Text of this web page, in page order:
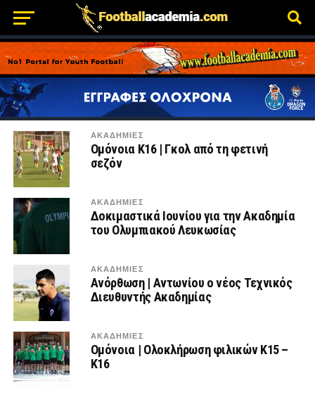
ΑΚΑΔΗΜΙΕΣ
Ομόνοια Κ16 | Γκολ από τη φετινή
σεζόν
ΑΚΑΔΗΜΙΕΣ
Δοκιμαστικά Ιουνίου για την Ακαδημία
του Ολυμπιακού Λευκωσίας
ΑΚΑΔΗΜΙΕΣ
Ανόρθωση | Αντωνίου ο νέος Τεχνικός
Διευθυντής Ακαδημίας
ΑΚΑΔΗΜΙΕΣ
Ομόνοια | Ολοκλήρωση φιλικών Κ15 –
Κ16